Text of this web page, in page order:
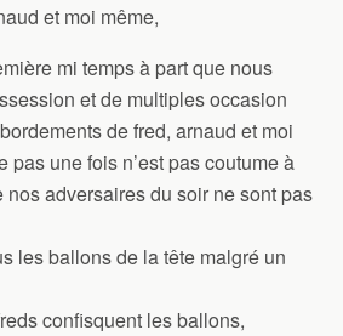
et moi même,
mi temps à part que nous
et de multiples occasion
de fred, arnaud et moi
pas une fois n’est pas coutume à
nos adversaires du soir ne sont pas
les ballons de la tête malgré un
confisquent les ballons,